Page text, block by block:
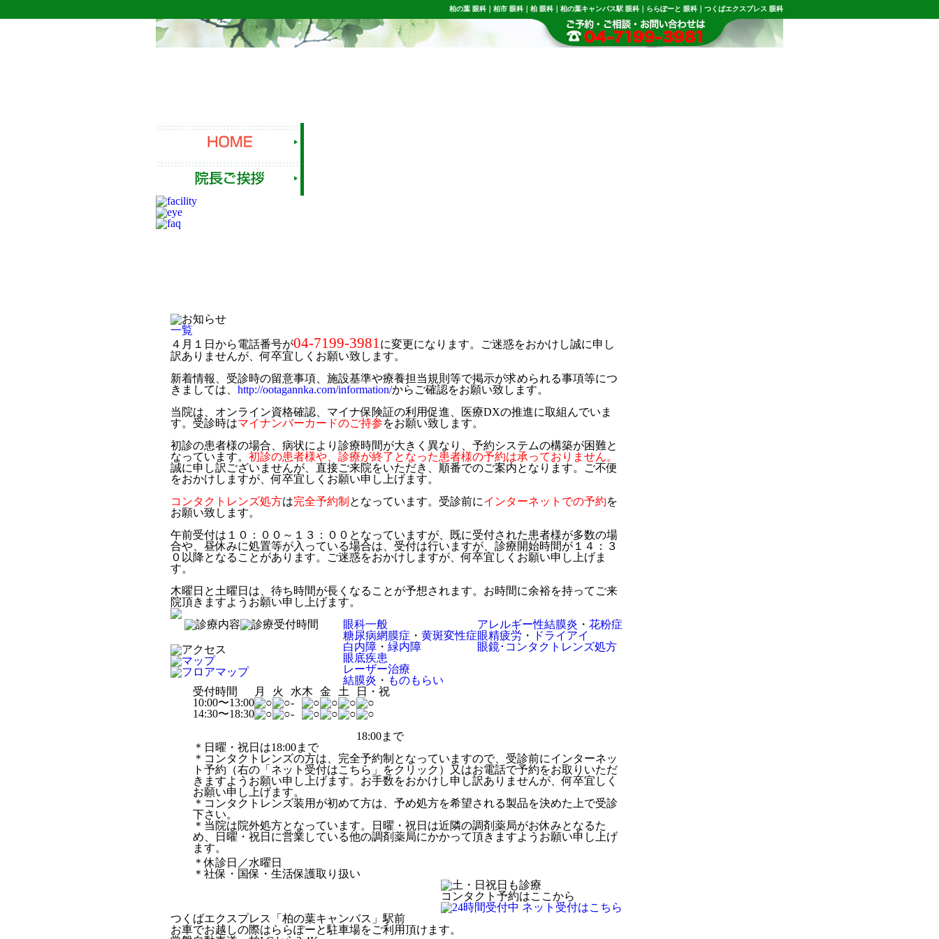
柏の葉 眼科｜柏市 眼科｜柏 眼科｜柏の葉キャンパス駅 眼科｜ららぽーと 眼科｜つくばエクスプレス 眼科
一覧
４月１日から電話番号が04-7199-3981に変更になります。ご迷惑をおかけし誠に申し
訳ありませんが、何卒宜しくお願い致します。
新着情報、受診時の留意事項、施設基準や療養担当規則等で掲示が求められる事項等につ
きましては、 http://ootagannka.com/information/からご確認をお願い致します。
当院は、オンライン資格確認、マイナ保険証の利用促進、医療DXの推進に取組んでいま
す。受診時はマイナンバーカードのご持参をお願い致します。
初診の患者様の場合、病状により診療時間が大きく異なり、予約システムの構築が困難と
なっています。 初診の患者様や、診療が終了となった患者様の予約は承っておりません。
誠に申し訳ございませんが、直接ご来院をいただき、順番でのご案内となります。ご不便
をおかけしますが、何卒宜しくお願い申し上げます。
コンタクトレンズ処方は完全予約制 となっています。受診前にインターネット での予約を
お願い致します。
午前受付は１０：００～１３：００となっていますが、既に受付された患者様が多数の場
合や、昼休みに処置等が入っている場合は、受付は行いますが、診療開始時間が１４：３
０以降となることがあります。ご迷惑をおかけしますが、何卒宜しくお願い申し上げま
す。
木曜日と土曜日は、待ち時間が長くなることが予想されます。お時間に余裕を持ってご来
院頂きますようお願い申し上げます。
眼科一般
糖尿病網膜症 ・ 黄斑変性症
白内障 ・ 緑内障
眼底疾患
レーザー治療
結膜炎 ・ ものもらい
アレルギー性結膜炎 ・ 花粉症
眼精疲労 ・
ドライアイ
眼鏡･コンタクトレンズ処方
受付時間 月 火 水木 金 土
日・祝
10:00〜13:00
-
14:30〜18:30
-
18:00まで
＊日曜・祝日は18:00まで
＊コンタクトレンズの方は、完全予約制となっていますので、受診前にインターネッ
ト予約（右の「ネット受付はこちら」をクリック）又はお電話で予約をお取りいただ
きますようお願い申し上げます。お手数をおかけし申し訳ありませんが、何卒宜しく
お願い申し上げます。
＊コンタクトレンズ装用が初めて方は、予め処方を希望される製品を決めた上で受診
下さい。
＊当院は院外処方となっています。日曜・祝日は近隣の調剤薬局がお休みとなるた
め、日曜・祝日に営業している他の調剤薬局にかかって頂きますようお願い申し上げ
ます。
＊休診日／水曜日
＊社保・国保・生活保護取り扱い
コンタクト予約はここから
つくばエクスプレス「柏の葉キャンバス」駅前
お車でお越しの際はららぽーと駐車場をご利用頂けます。